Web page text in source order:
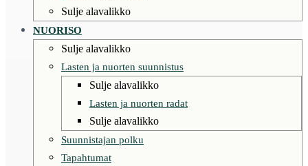
Sulje alavalikko
NUORISO
Sulje alavalikko
Lasten ja nuorten suunnistus
Sulje alavalikko
Lasten ja nuorten radat
Sulje alavalikko
Suunnistajan polku
Tapahtumat